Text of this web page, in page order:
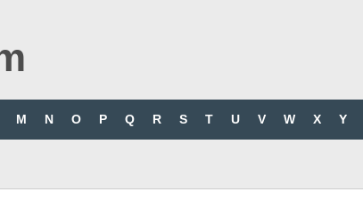
M N O P Q R S T U V W X Y